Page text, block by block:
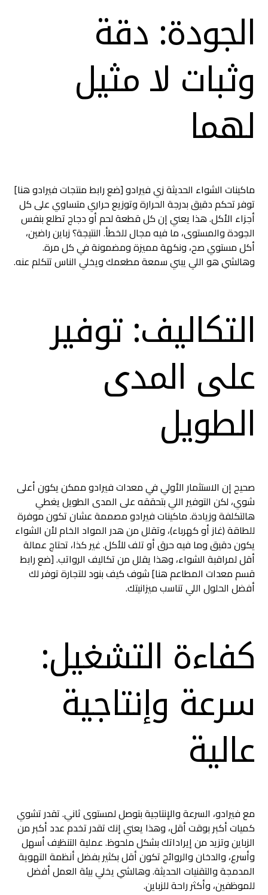
الجودة: دقة
وثبات لا مثيل
لهما
ماكينات الشواء الحديثة زي فيرادو [ضع رابط منتجات فيرادو هنا]
توفر تحكم دقيق بدرجة الحرارة وتوزيع حراري متساوي على كل
أجزاء الأكل. هذا يعني إن كل قطعة لحم أو دجاج تطلع بنفس
الجودة والمستوى، ما فيه مجال للخطأ. النتيجة؟ زباين راضين،
أكل مستوي صح، ونكهة مميزة ومضمونة في كل مرة.
وهالشي هو اللي يبني سمعة مطعمك ويخلي الناس تتكلم عنه.
التكاليف: توفير
على المدى
الطويل
صحيح إن الاستثمار الأولي في معدات فيرادو ممكن يكون أعلى
شوي، لكن التوفير اللي بتحققه على المدى الطويل يغطي
هالتكلفة وزيادة. ماكينات فيرادو مصممة عشان تكون موفرة
للطاقة (غاز أو كهرباء)، وتقلل من هدر المواد الخام لأن الشواء
يكون دقيق وما فيه حرق أو تلف للأكل. غير كذا، تحتاج عمالة
أقل لمراقبة الشواء، وهذا يقلل من تكاليف الرواتب. [ضع رابط
قسم معدات المطاعم هنا] شوف كيف بنود للتجارة توفر لك
أفضل الحلول اللي تناسب ميزانيتك.
كفاءة التشغيل:
سرعة وإنتاجية
عالية
مع فيرادو، السرعة والإنتاجية بتوصل لمستوى ثاني. تقدر تشوي
كميات أكبر بوقت أقل، وهذا يعني إنك تقدر تخدم عدد أكبر من
الزباين وتزيد من إيراداتك بشكل ملحوظ. عملية التنظيف أسهل
وأسرع، والدخان والروائح تكون أقل بكثير بفضل أنظمة التهوية
المدمجة والتقنيات الحديثة. وهالشي يخلي بيئة العمل أفضل
للموظفين، وأكثر راحة للزباين.